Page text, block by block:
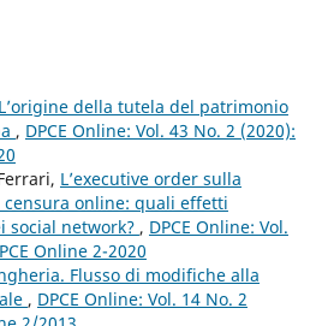
L’origine della tutela del patrimonio
, DPCE Online: Vol. 43 No. 2 (2020):
L’executive order sulla
online: quali effetti
social network? , DPCE Online: Vol.
Online 2-2020
Flusso di modifiche alla
, DPCE Online: Vol. 14 No. 2